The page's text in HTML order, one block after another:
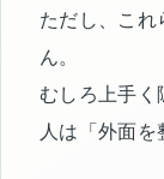
ただし、これ
ん。
むしろ上手く
人は「外面を